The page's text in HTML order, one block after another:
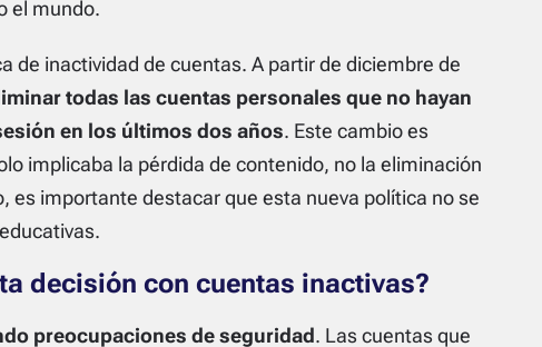
el mundo.
de inactividad de cuentas. A partir de diciembre de
todas las cuentas personales que no hayan
en los últimos dos años. Este cambio es
implicaba la pérdida de contenido, no la eliminación
es importante destacar que esta nueva política no se
decisión con cuentas inactivas?
preocupaciones de seguridad. Las cuentas que